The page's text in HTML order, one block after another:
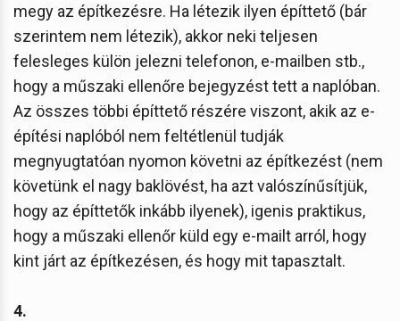
megy az építkezésre. Ha létezik ilyen építtető (bár
szerintem nem létezik), akkor neki teljesen
felesleges külön jelezni telefonon, e-mailben stb.,
hogy a műszaki ellenőre bejegyzést tett a naplóban.
Az összes többi építtető részére viszont, akik az e-
építési naplóból nem feltétlenül tudják
megnyugtatóan nyomon követni az építkezést (nem
követünk el nagy baklövést, ha azt valószínűsítjük,
hogy az építtetők inkább ilyenek), igenis praktikus,
hogy a műszaki ellenőr küld egy e-mailt arról, hogy
kint járt az építkezésen, és hogy mit tapasztalt.
4.